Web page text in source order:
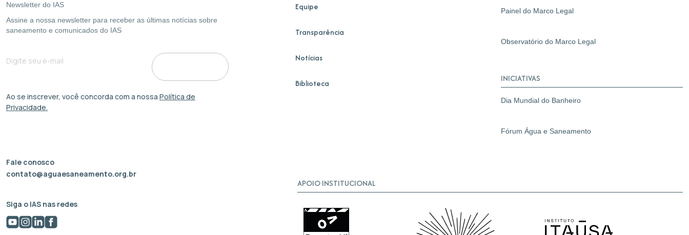
Newsletter do IAS
Assine a nossa newsletter para receber as últimas notícias sobre
saneamento e comunicados do IAS
Ao se inscrever, você concorda com a nossa Política de
Privacidade.
Equipe
Transparência
Notícias
Biblioteca
Painel do Marco Legal
Observatório do Marco Legal
INICIATIVAS
Dia Mundial do Banheiro
Fórum Água e Saneamento
Fale conosco
contato@aguaesaneamento.org.br
Siga o IAS nas redes
APOIO INSTITUCIONAL